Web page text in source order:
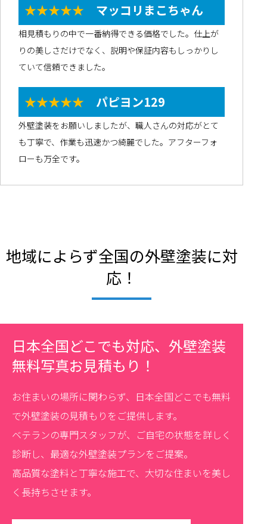
★★★★★ マッコリまこちゃん
相見積もりの中で一番納得できる価格でした。仕上が
りの美しさだけでなく、説明や保証内容もしっかりし
ていて信頼できました。
★★★★★ パピヨン129
外壁塗装をお願いしましたが、職人さんの対応がとて
も丁寧で、作業も迅速かつ綺麗でした。アフターフォ
ローも万全です。
地域によらず全国の外壁塗装に対
応！
日本全国どこでも対応、外壁塗装
無料写真お見積もり！
お住まいの場所に関わらず、日本全国どこでも無料
で外壁塗装の見積もりをご提供します。
ベテランの専門スタッフが、ご自宅の状態を詳しく
診断し、最適な外壁塗装プランをご提案。
高品質な塗料と丁寧な施工で、大切な住まいを美し
く長持ちさせます。